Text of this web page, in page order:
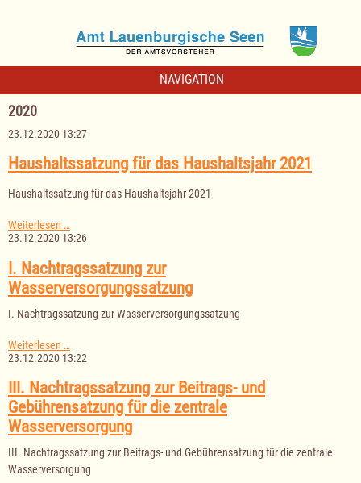
NAVIGATION
2020
23.12.2020 13:27
Haushaltssatzung für das Haushaltsjahr 2021
Haushaltssatzung für das Haushaltsjahr 2021
Weiterlesen …Haushaltssatzung
für
Haushaltsjahr
2021
23.12.2020 13:26
I. Nachtragssatzung zur
Wasserversorgungssatzung
I. Nachtragssatzung zur Wasserversorgungssatzung
Weiterlesen …
Nachtragssatzung
Wasserversorgungssatzung
23.12.2020 13:22
III. Nachtragssatzung zur Beitrags- und
Gebührensatzung für die zentrale
Wasserversorgung
III. Nachtragssatzung zur Beitrags- und Gebührensatzung für die zentrale
Wasserversorgung